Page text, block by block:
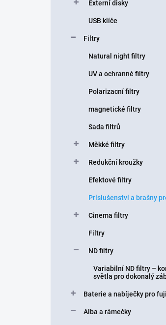
Externí disky
USB klíče
Filtry
Natural night filtry
UV a ochranné filtry
Polarizacní filtry
magnetické filtry
Sada filtrů
Měkké filtry
Redukční kroužky
Efektové filtry
Príslušenství a brašny
Cinema filtry
Filtry
ND filtry
Variabilní ND filtry –
světla pro dokonalý
Baterie a nabíječky pro
Alba a rámečky